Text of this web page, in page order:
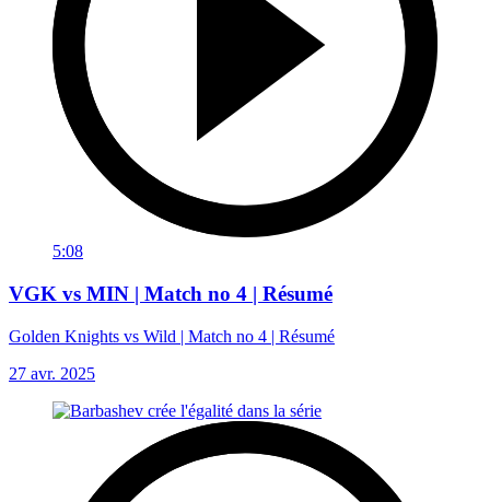
5:08
VGK vs MIN | Match no 4 | Résumé
Golden Knights vs Wild | Match no 4 | Résumé
27 avr. 2025